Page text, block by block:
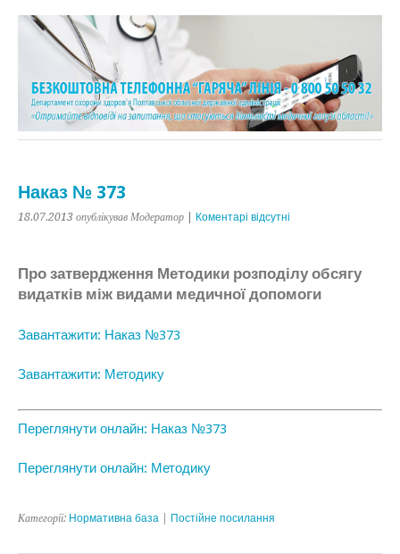
Наказ № 373
18.07.2013 опублікував Модератор Коментарі відсутні
Про затвердження Методики розподілу обсягу
видатків між видами медичної допомоги
Завантажити: Наказ №373
Завантажити: Методику
Переглянути онлайн: Наказ №373
Переглянути онлайн: Методику
Категорії: Нормативна база Постійне посилання